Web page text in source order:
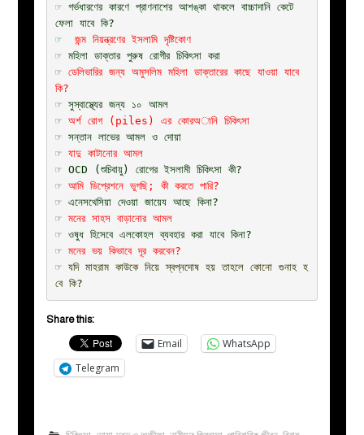
☞ গর্ভধারণের কারণে প্রাণনাশের আশঙ্কা থাকলে বাচ্চাদানি কেটে
ফেলা যাবে কি?
☞
জন্ম নিয়ন্ত্রণের ইসলামি দৃষ্টিকোণ
☞ মহিলা ডাক্তার পুরুষ রোগীর চিকিৎসা করা
☞ ডেলিভারির জন্য অমুসলিম মহিলা ডাক্তারের কাছে যাওয়া যাবে
কি?
☞ সুস্বাস্থ্যের জন্য ১০ আমল
☞ অর্শ রোগ (piles) এর কোরঅানি চিকিৎসা
☞ সন্তান লাভের আমল ও দোয়া
☞ যাদু কাটানোর আমল
☞ OCD (শুচিবায়ু) রোগের ইসলামী চিকিৎসা কী?
☞ আমি ডিপ্রেশনে ভুগছি; কী করতে পারি?
☞ এনেসথেসিয়া দেওয়া জায়েয আছে কিনা?
☞ মনের সাহস বাড়ানোর আমল
☞ ওষুধ হিসেবে এলকোহল ব্যবহার করা যাবে কিনা?
☞ মনের ভয় কিভাবে দূর করবেন?
☞ যদি মাহরাম কাউকে নিয়ে স্বপ্নদোষ হয় তাহলে কোনো গুনাহ হ
বে কি?
Share this:
Email
WhatsApp
Telegram